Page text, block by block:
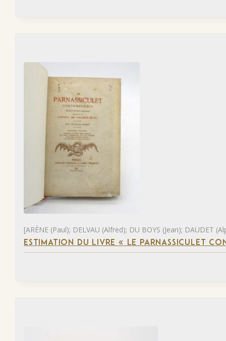
[ARÈNE (Paul); DELVAU (Alfred); DU BOYS (Jean); DAUDET
ESTIMATION DU LIVRE « LE PARNASSICULET